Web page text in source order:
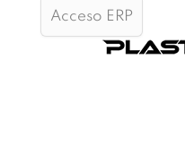
Acceso ERP